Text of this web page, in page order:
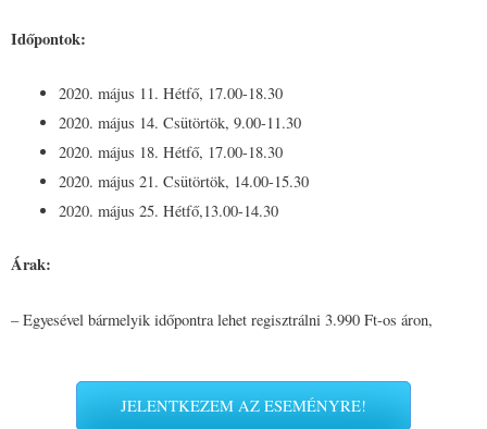
Időpontok:
2020. május 11. Hétfő, 17.00-18.30
2020. május 14. Csütörtök, 9.00-11.30
2020. május 18. Hétfő, 17.00-18.30
2020. május 21. Csütörtök, 14.00-15.30
2020. május 25. Hétfő,13.00-14.30
Árak:
– Egyesével bármelyik időpontra lehet regisztrálni 3.990 Ft-os áron,
JELENTKEZEM AZ ESEMÉNYRE!